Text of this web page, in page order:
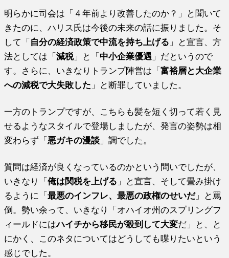
明らかに司会は「４年前より改善したのか？」と聞いて
きたのに、ハリス氏は今後の未来の話に振りました。そ
して「 自分の経済政策で中流を持ち上げる 」と宣言、方
法としては「減税」と「 中小企業優遇 」だというので
す。さらに、いきなりトランプ陣営は「富裕層と大企業
への減税で大失敗した 」と断罪していました。
一方のトランプですが、こちらも髪を短く切って若く見
せるようなスタイルで登場しましたが、発言の姿勢は相
変わらず「 悪ガキの漫談 」調でした。
質問は経済が良くなっているのかという問いでしたが、
いきなり「俺は関税を上げる 」と宣言、そして畳み掛け
るように「最悪のインフレ、最悪の政権のせいだ」と罵
倒。勢い余って、いきなり「オハイオ州のスプリングフ
ィールドにはハイチから移民が殺到して大変だ」と、と
にかく、このネタについてはどうしても喋りたいという
感じでした。